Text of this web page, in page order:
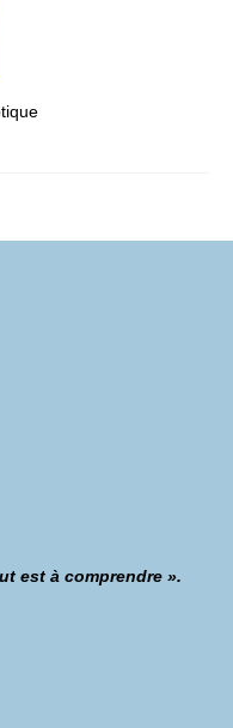
est à comprendre ».